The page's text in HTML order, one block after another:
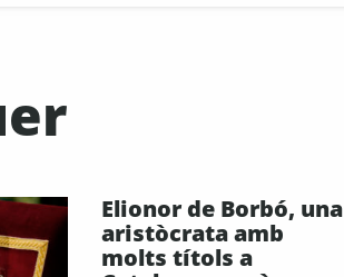
Elionor de Borbó, una
aristòcrata amb
molts títols a